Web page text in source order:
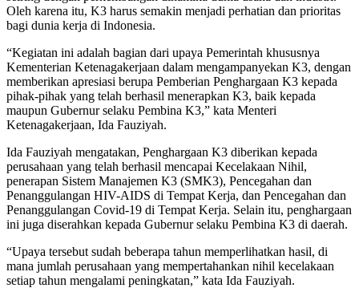
Oleh karena itu, K3 harus semakin menjadi perhatian dan prioritas
bagi dunia kerja di Indonesia.
“Kegiatan ini adalah bagian dari upaya Pemerintah khususnya
Kementerian Ketenagakerjaan dalam mengampanyekan K3, dengan
memberikan apresiasi berupa Pemberian Penghargaan K3 kepada
pihak-pihak yang telah berhasil menerapkan K3, baik kepada
maupun Gubernur selaku Pembina K3,” kata Menteri
Ketenagakerjaan, Ida Fauziyah.
Ida Fauziyah mengatakan, Penghargaan K3 diberikan kepada
perusahaan yang telah berhasil mencapai Kecelakaan Nihil,
penerapan Sistem Manajemen K3 (SMK3), Pencegahan dan
Penanggulangan HIV-AIDS di Tempat Kerja, dan Pencegahan dan
Penanggulangan Covid-19 di Tempat Kerja. Selain itu, penghargaan
ini juga diserahkan kepada Gubernur selaku Pembina K3 di daerah.
“Upaya tersebut sudah beberapa tahun memperlihatkan hasil, di
mana jumlah perusahaan yang mempertahankan nihil kecelakaan
setiap tahun mengalami peningkatan,” kata Ida Fauziyah.